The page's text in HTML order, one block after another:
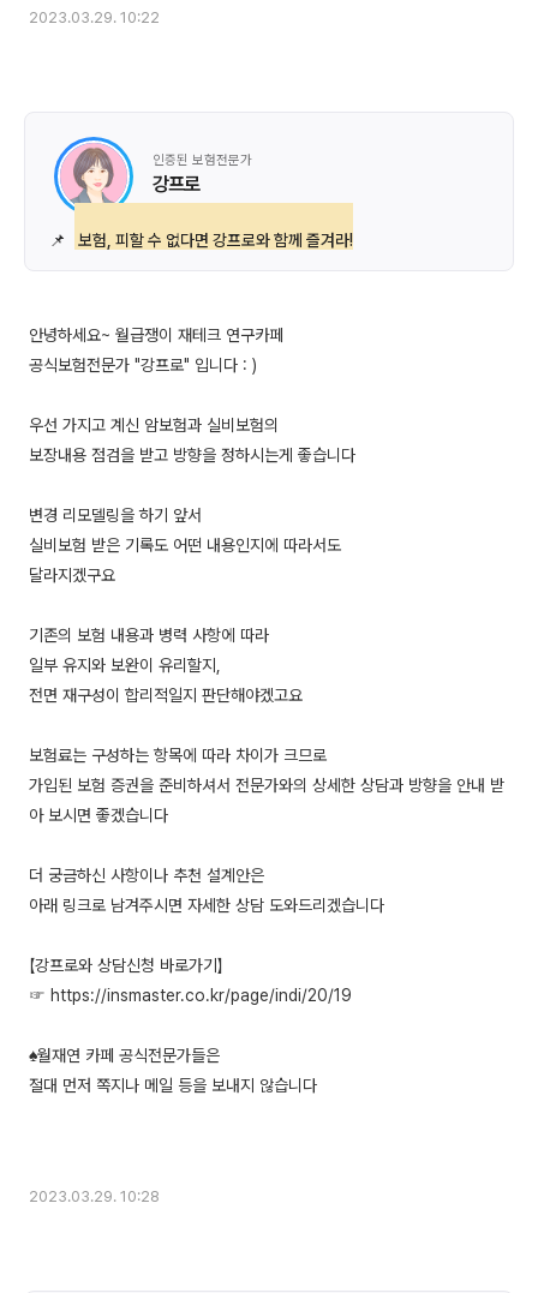
2023.03.29. 10:22
인증된 보험전문가
강프로
📌 보험, 피할 수 없다면 강프로와 함께 즐겨라!
안녕하세요~ 월급쟁이 재테크 연구카페
공식보험전문가 "강프로" 입니다 : )
우선 가지고 계신 암보험과 실비보험의
보장내용 점검을 받고 방향을 정하시는게 좋습니다
변경 리모델링을 하기 앞서
실비보험 받은 기록도 어떤 내용인지에 따라서도
달라지겠구요
기존의 보험 내용과 병력 사항에 따라
일부 유지와 보완이 유리할지,
전면 재구성이 합리적일지 판단해야겠고요
보험료는 구성하는 항목에 따라 차이가 크므로
가입된 보험 증권을 준비하셔서 전문가와의 상세한 상담과 방향을 안내 받
아 보시면 좋겠습니다
더 궁금하신 사항이나 추천 설계안은
아래 링크로 남겨주시면 자세한 상담 도와드리겠습니다
【강프로와 상담신청 바로가기】
☞ https://insmaster.co.kr/page/indi/20/19
♠월재연 카페 공식전문가들은
절대 먼저 쪽지나 메일 등을 보내지 않습니다
2023.03.29. 10:28